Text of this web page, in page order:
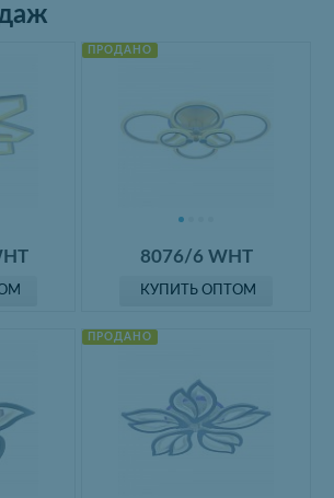
ПРОДАНО
8076/6 WHT
КУПИТЬ ОПТОМ
ПРОДАНО